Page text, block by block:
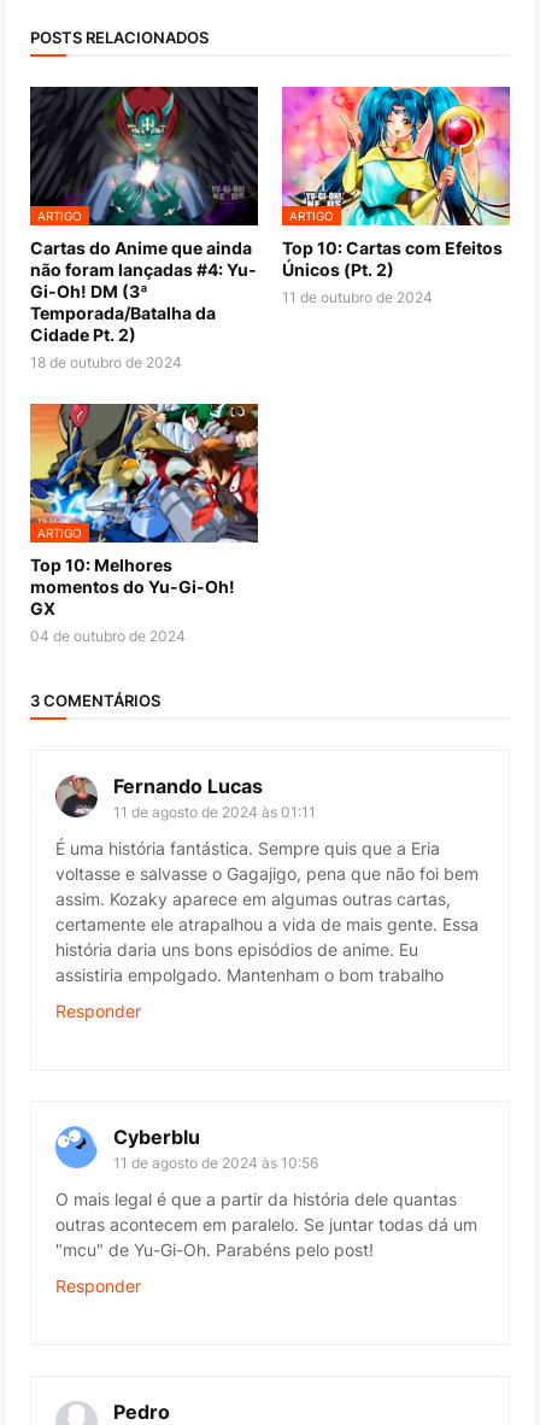
POSTS RELACIONADOS
ARTIGO
Cartas do Anime que ainda
não foram lançadas #4: Yu-
Gi-Oh! DM (3ª
Temporada/Batalha da
Cidade Pt. 2)
18 de outubro de 2024
ARTIGO
Top 10: Cartas com Efeitos
Únicos (Pt. 2)
11 de outubro de 2024
ARTIGO
Top 10: Melhores
momentos do Yu-Gi-Oh!
GX
04 de outubro de 2024
3 COMENTÁRIOS
Fernando Lucas
11 de agosto de 2024 às 01:11
É uma história fantástica. Sempre quis que a Eria
voltasse e salvasse o Gagajigo, pena que não foi bem
assim. Kozaky aparece em algumas outras cartas,
certamente ele atrapalhou a vida de mais gente. Essa
história daria uns bons episódios de anime. Eu
assistiria empolgado. Mantenham o bom trabalho
Responder
Cyberblu
11 de agosto de 2024 às 10:56
O mais legal é que a partir da história dele quantas
outras acontecem em paralelo. Se juntar todas dá um
"mcu" de Yu-Gi-Oh. Parabéns pelo post!
Responder
Pedro